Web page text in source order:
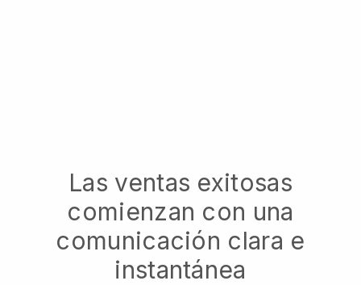
Las ventas exitosas
comienzan con una
comunicación clara e
instantánea